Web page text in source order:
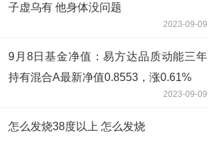
子虚乌有 他身体没问题
2023-09-09
9月8日基金净值：易方达品质动能三年
持有混合A最新净值0.8553，涨0.61%
2023-09-09
怎么发烧38度以上 怎么发烧